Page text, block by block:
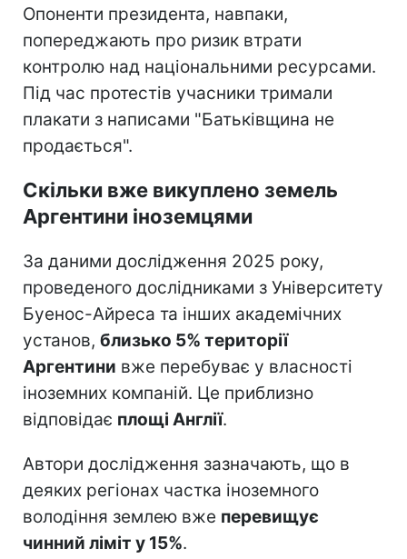
Опоненти президента, навпаки,
попереджають про ризик втрати
контролю над національними ресурсами.
Під час протестів учасники тримали
плакати з написами "Батьківщина не
продається".
Скільки вже викуплено земель
Аргентини іноземцями
За даними дослідження 2025 року,
проведеного дослідниками з Університету
Буенос-Айреса та інших академічних
установ, близько 5% території
Аргентини вже перебуває у власності
іноземних компаній. Це приблизно
відповідає площі Англії.
Автори дослідження зазначають, що в
деяких регіонах частка іноземного
володіння землею вже перевищує
чинний ліміт у 15%.